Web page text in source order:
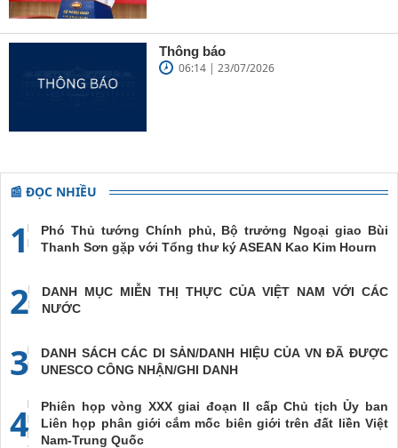
Thông báo
06:14 | 23/07/2026
📰 ĐỌC NHIỀU
1
Phó Thủ tướng Chính phủ, Bộ trưởng Ngoại giao Bùi
Thanh Sơn gặp với Tổng thư ký ASEAN Kao Kim Hourn
2
DANH MỤC MIỄN THỊ THỰC CỦA VIỆT NAM VỚI CÁC
NƯỚC
3
DANH SÁCH CÁC DI SẢN/DANH HIỆU CỦA VN ĐÃ ĐƯỢC
UNESCO CÔNG NHẬN/GHI DANH
4
Phiên họp vòng XXX giai đoạn II cấp Chủ tịch Ủy ban
Liên họp phân giới cắm mốc biên giới trên đất liền Việt
Nam-Trung Quốc